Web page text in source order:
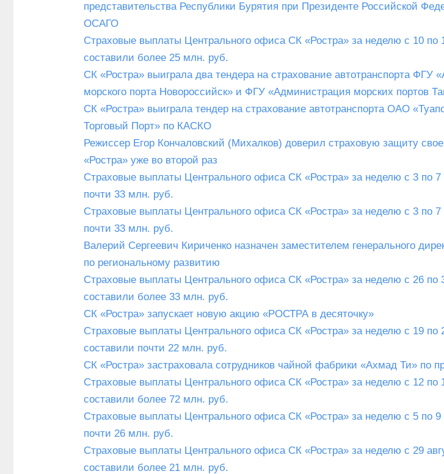
представительства Республики Бурятия при Президенте Российской
ОСАГО
Страховые выплаты Центрального офиса СК «Ростра» за неделю с 10 по
составили более 25 млн. руб.
СК «Ростра» выиграла два тендера на страхование автотранспорта ФГУ
морского порта Новороссийск» и ФГУ «Администрация морских портов
СК «Ростра» выиграла тендер на страхование автотранспорта ОАО
Торговый Порт» по КАСКО
Режиссер Егор Кончаловский (Михалков) доверил страховую защиту
«Ростра» уже во второй раз
Страховые выплаты Центрального офиса СК «Ростра» за неделю с 3 по 7
почти 33 млн. руб.
Страховые выплаты Центрального офиса СК «Ростра» за неделю с 3 по 7
почти 33 млн. руб.
Валерий Сергеевич Кириченко назначен заместителем генерального
по региональному развитию
Страховые выплаты Центрального офиса СК «Ростра» за неделю с 26 по
составили более 33 млн. руб.
СК «Ростра» запускает новую акцию «РОСТРА в десяточку»
Страховые выплаты Центрального офиса СК «Ростра» за неделю с 19 по
составили почти 22 млн. руб.
СК «Ростра» застраховала сотрудников чайной фабрики «Ахмад Ти» по
Страховые выплаты Центрального офиса СК «Ростра» за неделю с 12 по
составили более 72 млн. руб.
Страховые выплаты Центрального офиса СК «Ростра» за неделю с 5 по 9
почти 26 млн. руб.
Страховые выплаты Центрального офиса СК «Ростра» за неделю с 29
составили более 21 млн. руб.